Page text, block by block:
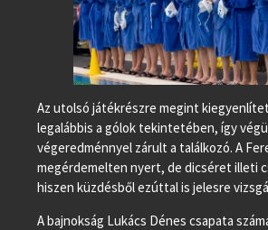
Az utolsó játékrészre megint
legalábbis a gólok tekintetében, így
végeredménnyel zárult a találkozó. A
megérdemelten nyert, de dicséret illeti
hiszen küzdésből ezúttal is jelesre
A bajnokság Lukács Dénes csapata